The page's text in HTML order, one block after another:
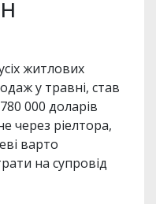
житлових
у травні, став
000 доларів
через ріелтора,
варто
на супровід